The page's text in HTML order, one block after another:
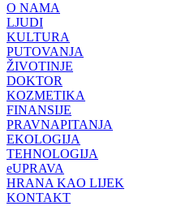
O NAMA
LJUDI
KULTURA
PUTOVANJA
ŽIVOTINJE
DOKTOR
KOZMETIKA
FINANSIJE
PRAVNAPITANJA
EKOLOGIJA
TEHNOLOGIJA
eUPRAVA
HRANA KAO LIJEK
KONTAKT